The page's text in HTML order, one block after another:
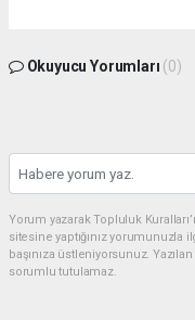
Okuyucu Yorumları (0)
Yorum yazarak Topluluk
sitesine yaptığınız
başınıza üstleniyorsunuz.
sorumlu tutulamaz.